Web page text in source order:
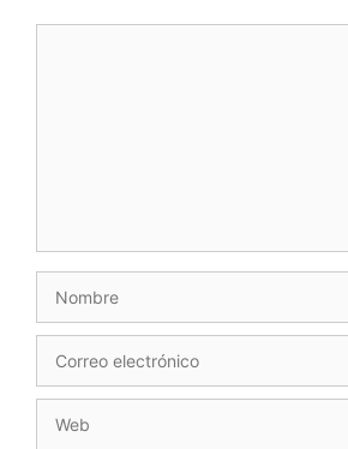
Nombre
Correo
electrónico
Web